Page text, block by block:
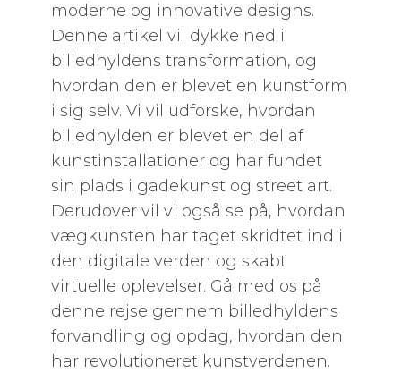
moderne og innovative designs.
Denne artikel vil dykke ned i
billedhyldens transformation, og
hvordan den er blevet en kunstform
i sig selv. Vi vil udforske, hvordan
billedhylden er blevet en del af
kunstinstallationer og har fundet
sin plads i gadekunst og street art.
Derudover vil vi også se på, hvordan
vægkunsten har taget skridtet ind i
den digitale verden og skabt
virtuelle oplevelser. Gå med os på
denne rejse gennem billedhyldens
forvandling og opdag, hvordan den
har revolutioneret kunstverdenen.